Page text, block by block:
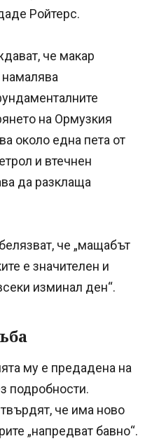
Ройтерс.
че макар
намалява
на Ормузкия
около една пета от
и втечнен
да разклаща
че „мащабът
е значителен и
изминал ден“.
му е предадена на
подробности.
че има ново
„напредват бавно“.